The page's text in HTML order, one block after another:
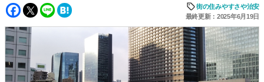
Facebook
Twitter
Line
街の住みやすさや治安
最終更新：2025年6月19日